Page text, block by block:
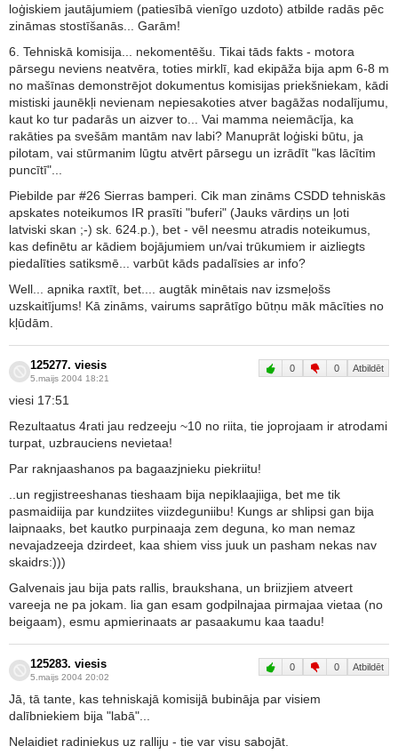
loģiskiem jautājumiem (patiesībā vienīgo uzdoto) atbilde radās pēc
zināmas stostīšanās... Garām!
6. Tehniskā komisija... nekomentēšu. Tikai tāds fakts - motora
pārsegu neviens neatvēra, toties mirklī, kad ekipāža bija apm 6-8 m
no mašīnas demonstrējot dokumentus komisijas priekšniekam, kādi
mistiski jaunēkļi nevienam nepiesakoties atver bagāžas nodalījumu,
kaut ko tur padarās un aizver to... Vai mamma neiemācīja, ka
rakāties pa svešām mantām nav labi? Manuprāt loģiski būtu, ja
pilotam, vai stūrmanim lūgtu atvērt pārsegu un izrādīt "kas lācītim
puncītī"...
Piebilde par #26 Sierras bamperi. Cik man zināms CSDD tehniskās
apskates noteikumos IR prasīti "buferi" (Jauks vārdiņs un ļoti
latviski skan ;-) sk. 624.p.), bet - vēl neesmu atradis noteikumus,
kas definētu ar kādiem bojājumiem un/vai trūkumiem ir aizliegts
piedalīties satiksmē... varbūt kāds padalīsies ar info?
Well... apnika raxtīt, bet.... augtāk minētais nav izsmeļošs
uzskaitījums! Kā zināms, vairums saprātīgo būtņu māk mācīties no
kļūdām.
125277. viesis
5.maijs 2004 18:21
0 0 Atbildēt
viesi 17:51
Rezultaatus 4rati jau redzeeju ~10 no riita, tie joprojaam ir atrodami
turpat, uzbrauciens nevietaa!
Par raknjaashanos pa bagaazjnieku piekriitu!
..un regjistreeshanas tieshaam bija nepiklaajiiga, bet me tik
pasmaidiija par kundziites viizdeguniibu! Kungs ar shlipsi gan bija
laipnaaks, bet kautko purpinaaja zem deguna, ko man nemaz
nevajadzeeja dzirdeet, kaa shiem viss juuk un pasham nekas nav
skaidrs:)))
Galvenais jau bija pats rallis, braukshana, un briizjiem atveert
vareeja ne pa jokam. lia gan esam godpilnajaa pirmajaa vietaa (no
beigaam), esmu apmierinaats ar pasaakumu kaa taadu!
125283. viesis
5.maijs 2004 20:02
0 0 Atbildēt
Jā, tā tante, kas tehniskajā komisijā bubināja par visiem
dalībniekiem bija "labā"...
Nelaidiet radiniekus uz ralliju - tie var visu sabojāt.